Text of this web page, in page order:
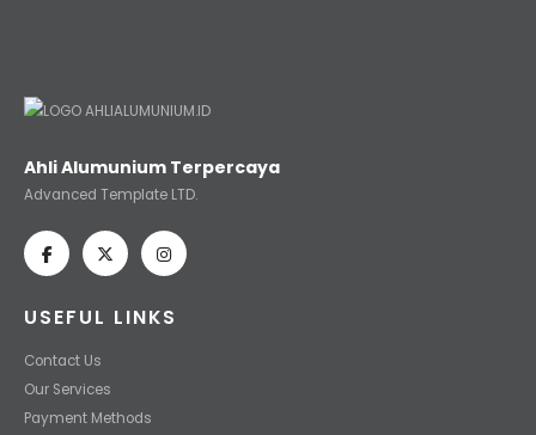
Ahli Alumunium Terpercaya
Advanced Template LTD.
USEFUL LINKS
Contact Us
Our Services
Payment Methods